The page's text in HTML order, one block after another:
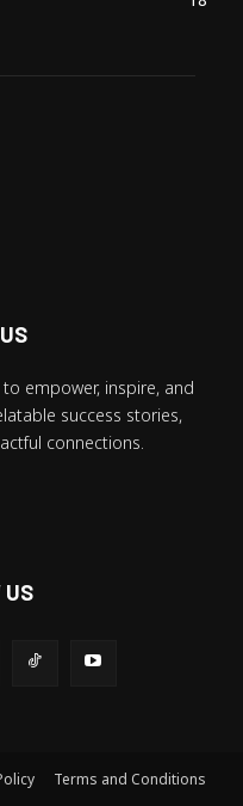
empower, inspire, and
success stories,
connections.
US
Terms and Conditions